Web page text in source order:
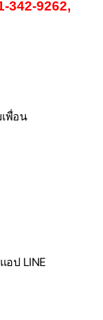
342-9262,
พื่อน
อป LINE